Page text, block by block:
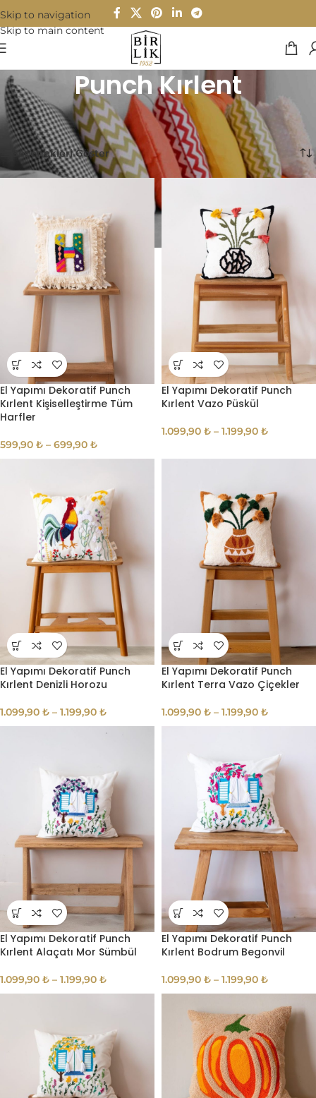
Skip to navigation
Skip to main content
Punch Kırlent
Ana Sayfa/Ev Tekstili/Kırlent/ Punch Kırlent
18 sonucun tümü gösteriliyor
Seçenekleri Göster
El Yapımı Dekoratif Punch
Kırlent Kişiselleştirme Tüm
Harfler
599,90 ₺ – 699,90 ₺
El Yapımı Dekoratif Punch
Kırlent Vazo Püskül
1.099,90 ₺ – 1.199,90 ₺
El Yapımı Dekoratif Punch
Kırlent Denizli Horozu
1.099,90 ₺ – 1.199,90 ₺
El Yapımı Dekoratif Punch
Kırlent Terra Vazo Çiçekler
1.099,90 ₺ – 1.199,90 ₺
El Yapımı Dekoratif Punch
Kırlent Alaçatı Mor Sümbül
1.099,90 ₺ – 1.199,90 ₺
El Yapımı Dekoratif Punch
Kırlent Bodrum Begonvil
1.099,90 ₺ – 1.199,90 ₺